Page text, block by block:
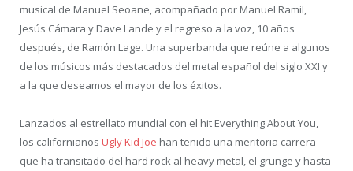
musical de Manuel Seoane, acompañado por Manuel Ramil,
Jesús Cámara y Dave Lande y el regreso a la voz, 10 años
después, de Ramón Lage. Una superbanda que reúne a algunos
de los músicos más destacados del metal español del siglo XXI y
a la que deseamos el mayor de los éxitos.
Lanzados al estrellato mundial con el hit Everything About You,
los californianos Ugly Kid Joe han tenido una meritoria carrera
que ha transitado del hard rock al heavy metal, el grunge y hasta